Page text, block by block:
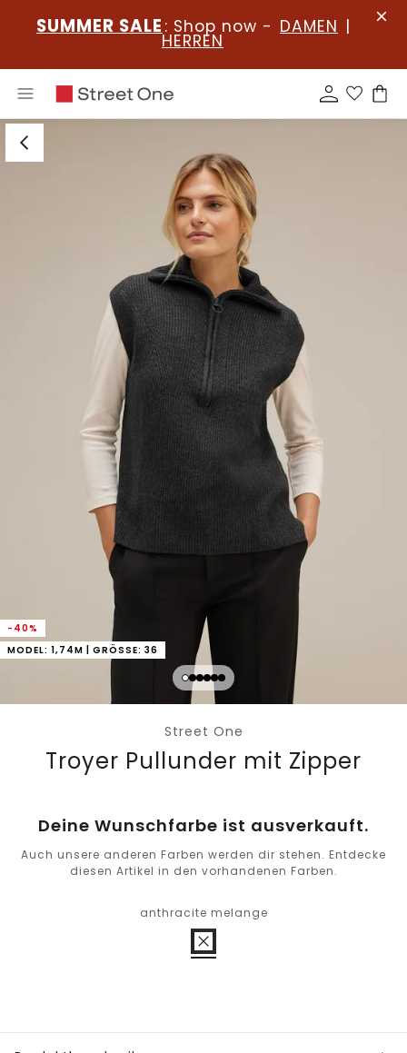
SUMMER SALE : Shop now - DAMEN |
HERREN
-40%
MODEL: 1,74M | GRÖSSE: 36
Street One
Troyer Pullunder mit Zipper
Deine Wunschfarbe ist ausverkauft.
Auch unsere anderen Farben werden dir stehen. Entdecke
diesen Artikel in den vorhandenen Farben.
anthracite melange